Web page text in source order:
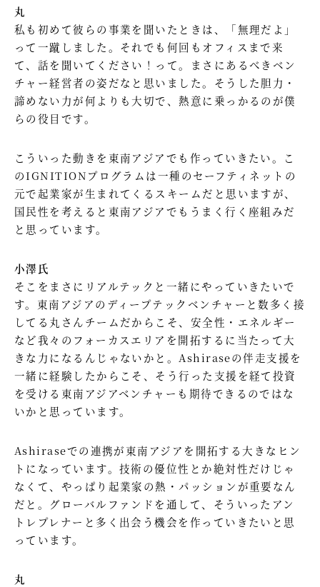
丸
私も初めて彼らの事業を聞いたときは、「無理だよ」
って一蹴しました。それでも何回もオフィスまで来
て、話を聞いてください！って。まさにあるべきベン
チャー経営者の姿だなと思いました。そうした胆力・
諦めない力が何よりも大切で、熱意に乗っかるのが僕
らの役目です。
こういった動きを東南アジアでも作っていきたい。こ
のIGNITIONプログラムは一種のセーフティネットの
元で起業家が生まれてくるスキームだと思いますが、
国民性を考えると東南アジアでもうまく行く座組みだ
と思っています。
小澤氏
そこをまさにリアルテックと一緒にやっていきたいで
す。東南アジアのディープテックベンチャーと数多く接
してる丸さんチームだからこそ、安全性・エネルギー
など我々のフォーカスエリアを開拓するに当たって大
きな力になるんじゃないかと。Ashiraseの伴走支援を
一緒に経験したからこそ、そう行った支援を経て投資
を受ける東南アジアベンチャーも期待できるのではな
いかと思っています。
Ashiraseでの連携が東南アジアを開拓する大きなヒン
トになっています。技術の優位性とか絶対性だけじゃ
なくて、やっぱり起業家の熱・パッションが重要なん
だと。グローバルファンドを通して、そういったアン
トレプレナーと多く出会う機会を作っていきたいと思
っています。
丸